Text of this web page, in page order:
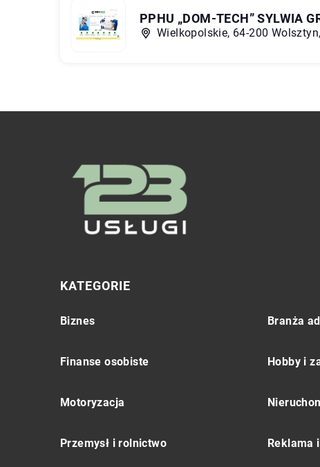
PPHU „DOM-TECH” SYLWIA
Wielkopolskie, 64-200
KATEGORIE
Biznes Branża
Finanse osobiste Hobby i
Motoryzacja
Przemysł i rolnictwo Reklama